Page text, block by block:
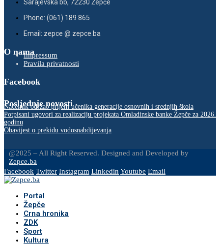
Sarajevska bb, 72230 Žepče
Phone: (061) 189 865
Email: zepce @ zepce.ba
O namaImpressum
Pravila privatnosti
Facebook
Posljednje novosti
Načelnik održao prijem učenika generacije osnovnih i srednjih škola
Potpisani ugovori za realizaciju projekata Omladinske banke Žepče za 2026.
godinu
Obavijest o prekidu vodosnabdijevanja
@2025 – All Right Reserved. Designed and Developed by
Zepce.ba
Facebook Twitter Instagram Linkedin Youtube Email
Portal
Žepče
Crna hronika
ZDK
Sport
Kultura